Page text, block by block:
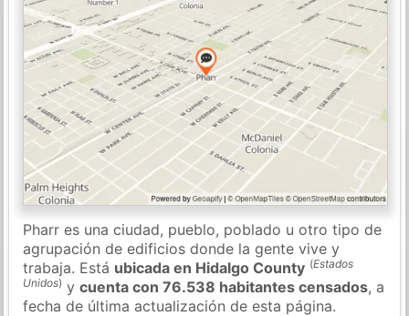
Pharr es una ciudad, pueblo, poblado u otro tipo de
agrupación de edificios donde la gente vive y
trabaja. Está ubicada en Hidalgo County (Estados
Unidos) ycuenta con 76.538 habitantes censados, a
fecha de última actualización de esta página.